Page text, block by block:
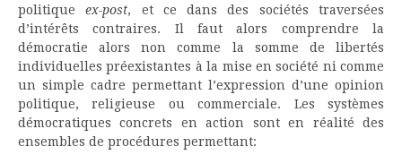
politiqueex-post, et ce dans des sociétés traversées
d’intérêts contraires. Il faut alors comprendre la
démocratie alors non comme la somme de libertés
individuelles préexistantes à la mise en société ni comme
un simple cadre permettant l’expression d’une opinion
politique, religieuse ou commerciale. Les systèmes
démocratiques concrets en action sont en réalité des
ensembles de procédures permettant: